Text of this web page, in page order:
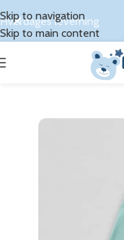
Skip to navigation
Skip to main content
Hverdages leverning